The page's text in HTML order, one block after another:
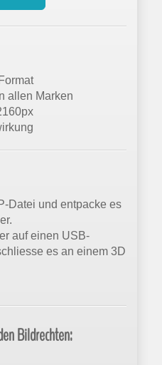
allen Marken
Datei und entpacke es
auf einen USB-
es an einem 3D
Bildrechten: